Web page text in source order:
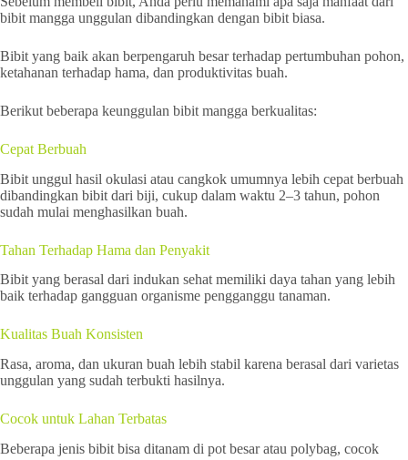
bibit mangga unggulan dibandingkan dengan bibit biasa.
Bibit yang baik akan berpengaruh besar terhadap pertumbuhan pohon,
ketahanan terhadap hama, dan produktivitas buah.
Berikut beberapa keunggulan bibit mangga berkualitas:
Cepat Berbuah
Bibit unggul hasil okulasi atau cangkok umumnya lebih cepat berbuah
dibandingkan bibit dari biji, cukup dalam waktu 2–3 tahun, pohon
sudah mulai menghasilkan buah.
Tahan Terhadap Hama dan Penyakit
Bibit yang berasal dari indukan sehat memiliki daya tahan yang lebih
baik terhadap gangguan organisme pengganggu tanaman.
Kualitas Buah Konsisten
Rasa, aroma, dan ukuran buah lebih stabil karena berasal dari varietas
unggulan yang sudah terbukti hasilnya.
Cocok untuk Lahan Terbatas
Beberapa jenis bibit bisa ditanam di pot besar atau polybag, cocok